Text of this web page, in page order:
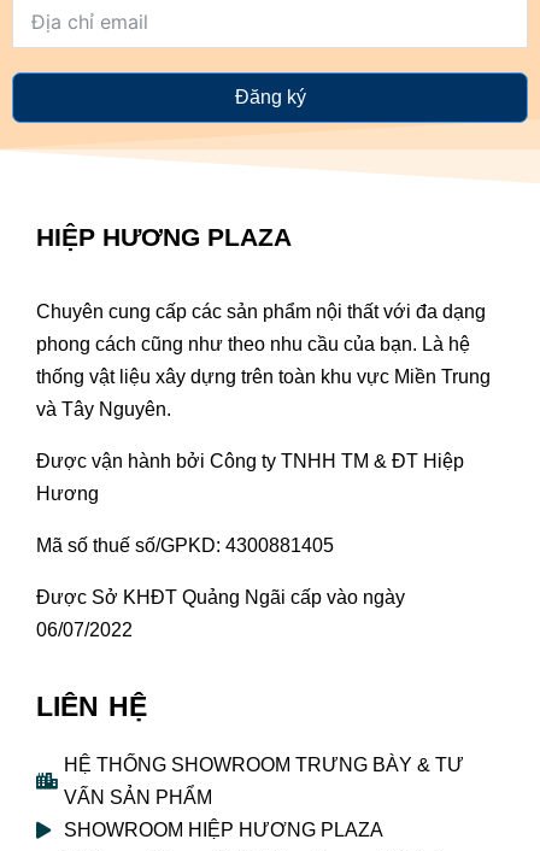
Đăng ký
HIỆP HƯƠNG PLAZA
Chuyên cung cấp các sản phẩm nội thất với đa dạng
phong cách cũng như theo nhu cầu của bạn. Là hệ
thống vật liệu xây dựng trên toàn khu vực Miền Trung
và Tây Nguyên.
Được vận hành bởi Công ty TNHH TM & ĐT Hiệp
Hương
Mã số thuế số/GPKD: 4300881405
Được Sở KHĐT Quảng Ngãi cấp vào ngày
06/07/2022
LIÊN HỆ
HỆ THỐNG SHOWROOM TRƯNG BÀY & TƯ
VẤN SẢN PHẨM
SHOWROOM HIỆP HƯƠNG PLAZA